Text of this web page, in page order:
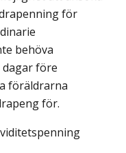
för
behöva
dagar före
föräldrarna
för.